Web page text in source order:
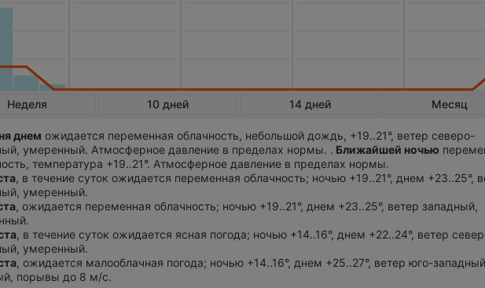
Неделя 10 дней 14 дней Месяц
днем ожидается переменная облачность, небольшой дождь, +19..21°, ветер северо-
умеренный. Атмосферное давление в пределах нормы. . Ближайшей ночью
температура +19..21°. Атмосферное давление в пределах нормы.
, в течение суток ожидается переменная облачность; ночью +19..21°, днем +23..25°,
умеренный.
, ожидается переменная облачность; ночью +19..21°, днем +23..25°, ветер западный,
, в течение суток ожидается ясная погода; ночью +14..16°, днем +22..24°, ветер
умеренный.
, ожидается малооблачная погода; ночью +14..16°, днем +25..27°, ветер юго-
порывы до 8 м/с.